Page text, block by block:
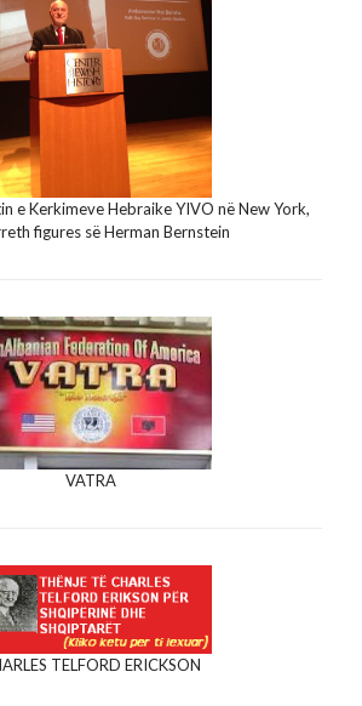
e Kerkimeve Hebraike YIVO në New York,
figures së Herman Bernstein
VATRA
TELFORD ERICKSON